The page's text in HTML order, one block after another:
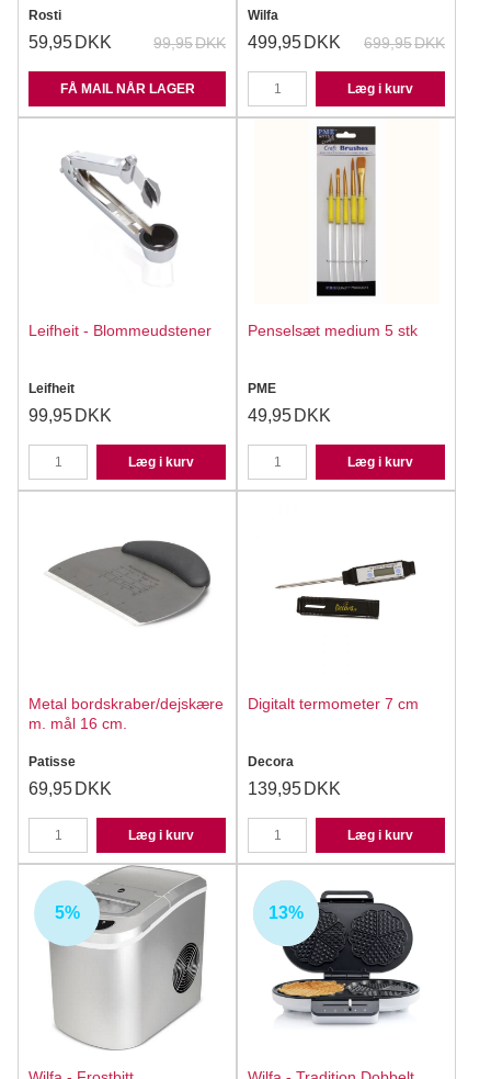
Rosti
99,95DKK
59,95 DKK
FÅ MAIL NÅR LAGER
Wilfa
699,95DKK
499,95 DKK
Læg i kurv
Leifheit - Blommeudstener
Leifheit
99,95 DKK
Læg i kurv
Penselsæt medium 5 stk
PME
49,95 DKK
Læg i kurv
Metal bordskraber/dejskære
m. mål 16 cm.
Patisse
69,95 DKK
Læg i kurv
Digitalt termometer 7 cm
Decora
139,95 DKK
Læg i kurv
5% UDSOLGT
13%